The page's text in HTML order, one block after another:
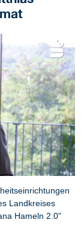
Landkreises
Hameln 2.0"